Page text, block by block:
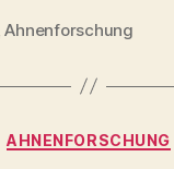
,Ahnenforschung
Kategorien
AHNENFORSCHUNG